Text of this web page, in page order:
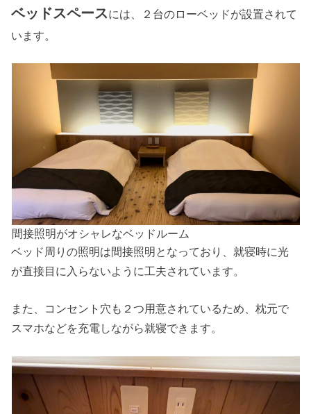
ベッドスペースには、２台のローベッドが設置されて
います。
間接照明がオシャレなベッドルーム
ベッド周りの照明は間接照明となっており、就寝時に光
が直接目に入らないように工夫されています。
また、コンセント穴も２つ用意されているため、枕元で
スマホなどを充電しながら就寝できます。